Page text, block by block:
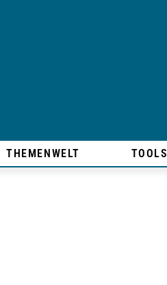
THEMENWELT TOOLS